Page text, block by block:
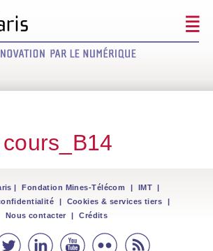
| Fondation Mines-Télécom | IMT |
| Cookies & services tiers
|
Nous contacter
| Crédits
Les mécènes